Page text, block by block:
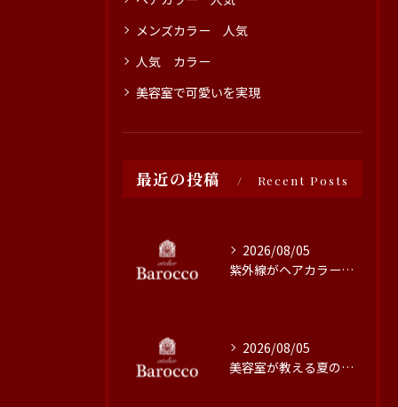
メンズカラー 人気
人気 カラー
美容室で可愛いを実現
最近の投稿 Recent Posts
2026/08/05
紫外線がヘアカラーに与える影響と対策
2026/08/05
美容室が教える夏の最旬ヘアカラー技術